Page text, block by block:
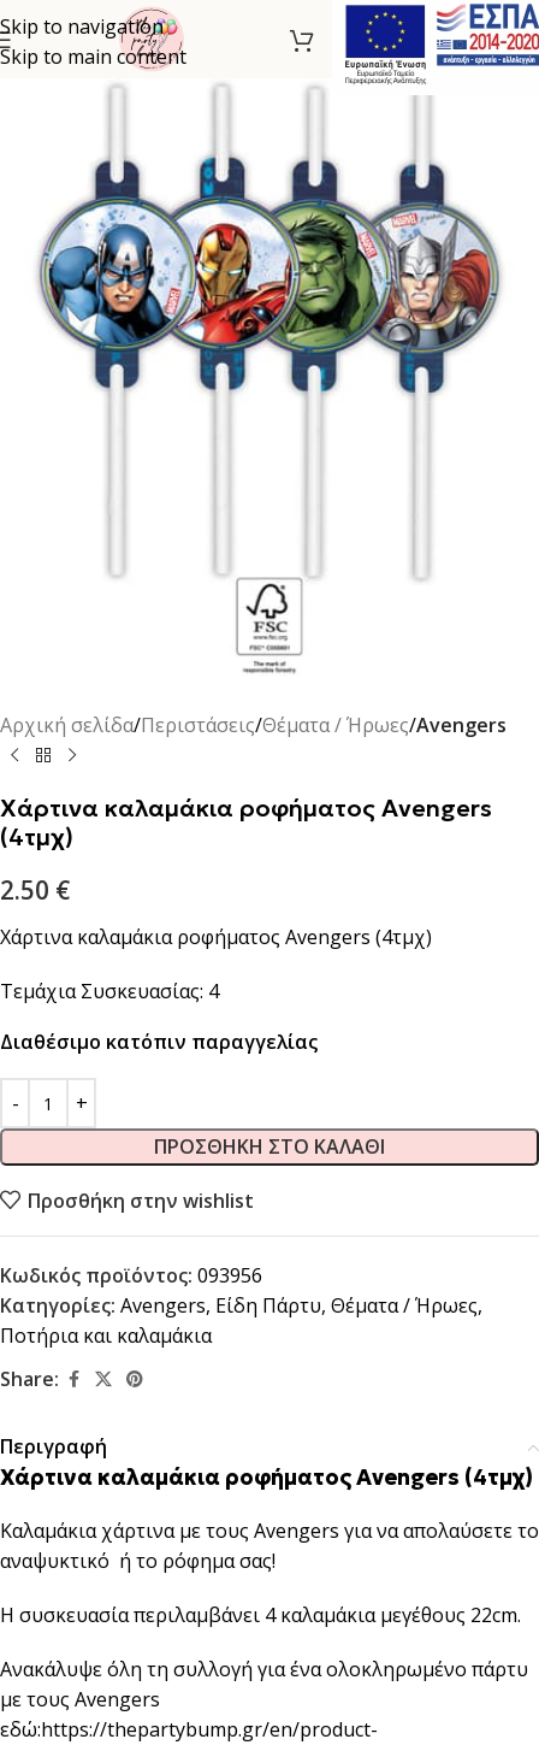
Skip to navigation
Skip to main content
Αρχική σελίδα Περιστάσεις Θέματα / Ήρωες Avengers
Χάρτινα καλαμάκια ροφήματος Avengers
(4τμχ)
2.50 €
Χάρτινα καλαμάκια ροφήματος Avengers (4τμχ)
Τεμάχια Συσκευασίας: 4
Διαθέσιμο κατόπιν παραγγελίας
ΠΡΟΣΘΉΚΗ ΣΤΟ ΚΑΛΆΘΙ
Προσθήκη στην wishlist
Κωδικός προϊόντος: 093956
Κατηγορίες: Avengers, Είδη Πάρτυ, Θέματα / Ήρωες,
Ποτήρια και καλαμάκια
Share:
Περιγραφή
Χάρτινα καλαμάκια ροφήματος Avengers (4τμχ)
Καλαμάκια χάρτινα με τους Avengers για να απολαύσετε το
αναψυκτικό ή το ρόφημα σας!
Η συσκευασία περιλαμβάνει 4 καλαμάκια μεγέθους 22cm.
Ανακάλυψε όλη τη συλλογή για ένα ολοκληρωμένο πάρτυ
με τους Avengers
εδώ:https://thepartybump.gr/en/product-